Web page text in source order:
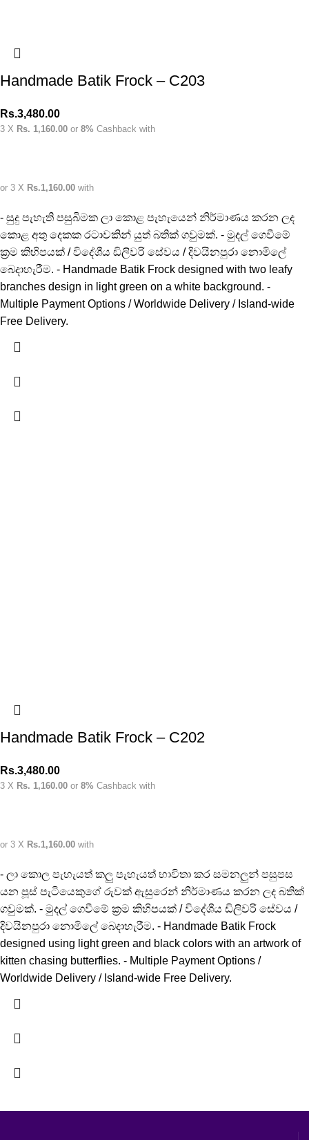
Handmade Batik Frock – C203
Rs.3,480.00
3 X Rs. 1,160.00 or 8% Cashback with
or 3 X Rs.1,160.00 with
- සුදු පැහැති පසුබිමක ලා කොළ පැහැයෙන් නිර්මාණය කරන ලද
කොළ අතු දෙකක රටාවකින් යුත් බතික් ගවුමක්. - මුදල් ගෙවීමේ
ක්‍රම කිහිපයක් / විදේශීය ඩිලිවරි සේවය / දිවයිනපුරා නොමිලේ
බෙදාහැරීම. - Handmade Batik Frock designed with two leafy
branches design in light green on a white background. -
Multiple Payment Options / Worldwide Delivery / Island-wide
Free Delivery.
Handmade Batik Frock – C202
Rs.3,480.00
3 X Rs. 1,160.00 or 8% Cashback with
or 3 X Rs.1,160.00 with
- ලා කොල පැහැයත් කලු පැහැයත් භාවිතා කර සමනලුන් පසුපස
යන පූස් පැටියෙකුගේ රුවක් ඇසුරෙන් නිර්මාණය කරන ලද බතික්
ගවුමක්. - මුදල් ගෙවීමේ ක්‍රම කිහිපයක් / විදේශීය ඩිලිවරි සේවය /
දිවයිනපුරා නොමිලේ බෙදාහැරීම. - Handmade Batik Frock
designed using light green and black colors with an artwork of
kitten chasing butterflies. - Multiple Payment Options /
Worldwide Delivery / Island-wide Free Delivery.